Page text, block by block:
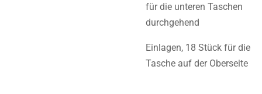
für die unteren Taschen
durchgehend
Einlagen, 18 Stück für die
Tasche auf der Oberseite